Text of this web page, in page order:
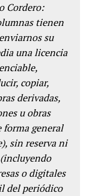
Cordero:
tienen
su
una licencia
copiar,
derivadas,
u obras
forma general
sin reserva ni
o digitales
del periódico